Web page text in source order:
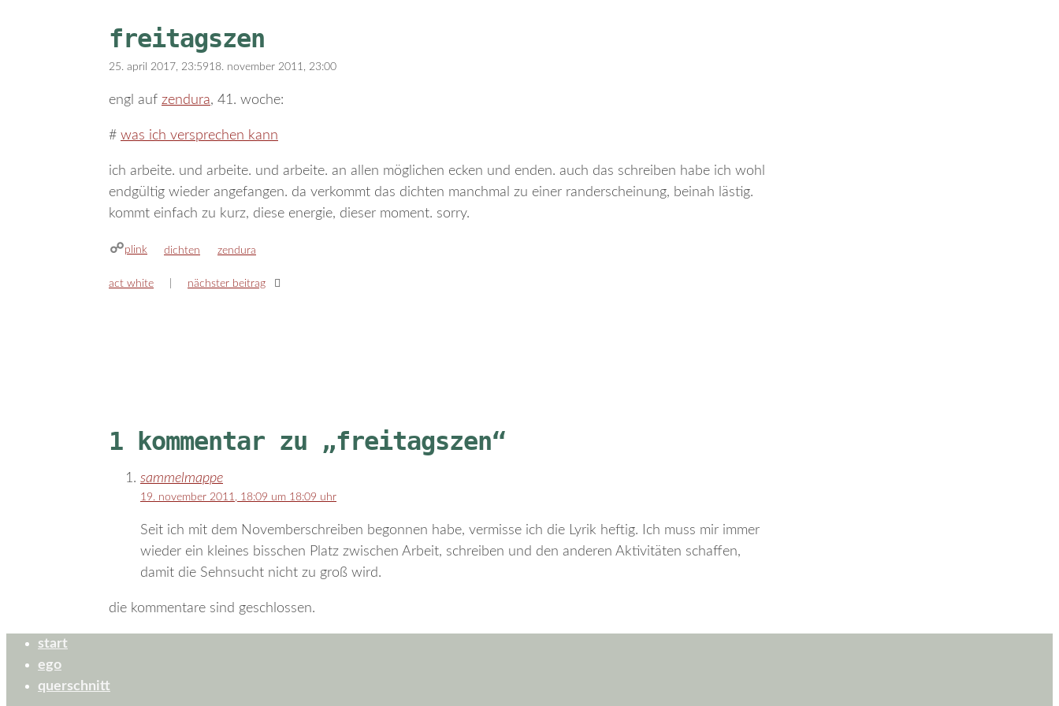
freitagszen
25. april 2017, 23:5918. november 2011, 23:00
engl auf zendura, 41. woche:
# was ich versprechen kann
ich arbeite. und arbeite. und arbeite. an allen möglichen ecken und enden. auch das schreiben habe ich wohl
endgültig wieder angefangen. da verkommt das dichten manchmal zu einer randerscheinung, beinah lästig.
kommt einfach zu kurz, diese energie, dieser moment. sorry.
plink kategorien
dichten schlagwörter
zendura
act white nächster beitrag
1 kommentar zu „freitagszen“
sammelmappe
19. november 2011, 18:09 um 18:09 uhr
Seit ich mit dem Novemberschreiben begonnen habe, vermisse ich die Lyrik heftig. Ich muss mir immer
wieder ein kleines bisschen Platz zwischen Arbeit, schreiben und den anderen Aktivitäten schaffen,
damit die Sehnsucht nicht zu groß wird.
die kommentare sind geschlossen.
start
ego
querschnitt